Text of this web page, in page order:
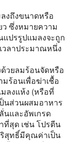
งถึงขนาดหรือ
ซึ่งหมายความ
ปรรูปแมลงจะถูก
วลาประมาณหนึ่ง
วยลมร้อนจัดหรือ
ร้อนเพื่อฆ่าเชื้อ
ลงแห้ง (หรือที่
นส่วนผสมอาหาร
นและอัพเกรด
สุด เช่น โปรตีน
ริสุทธิ์มีคุณค่าเป็น